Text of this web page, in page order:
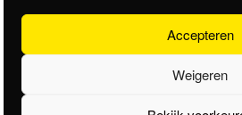
Accepteren
Weigeren